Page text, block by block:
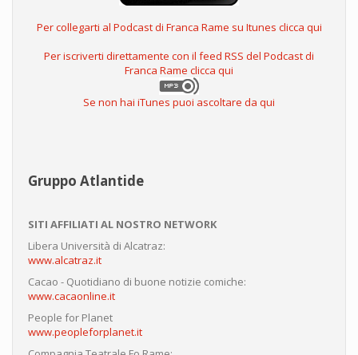
Per collegarti al Podcast di Franca Rame su Itunes clicca qui
Per iscriverti direttamente con il feed RSS del Podcast di
Franca Rame clicca qui
Se non hai iTunes puoi ascoltare da qui
Gruppo Atlantide
SITI AFFILIATI AL NOSTRO NETWORK
Libera Università di Alcatraz:
www.alcatraz.it
Cacao - Quotidiano di buone notizie comiche:
www.cacaonline.it
People for Planet
www.peopleforplanet.it